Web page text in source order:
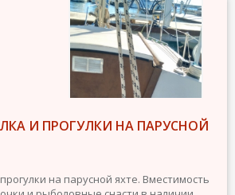
И ПРОГУЛКИ НА ПАРУСНОЙ
на парусной яхте. Вместимость